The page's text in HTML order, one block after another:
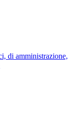
di amministrazione,